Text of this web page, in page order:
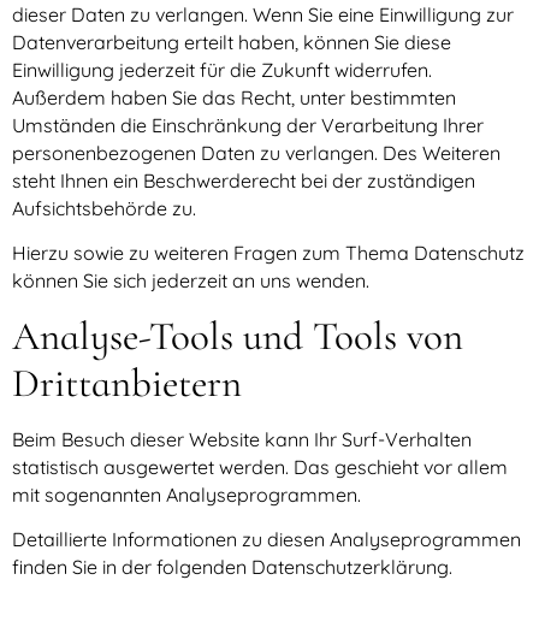
dieser Daten zu verlangen. Wenn Sie eine Einwilligung zur
Datenverarbeitung erteilt haben, können Sie diese
Einwilligung jederzeit für die Zukunft widerrufen.
Außerdem haben Sie das Recht, unter bestimmten
Umständen die Einschränkung der Verarbeitung Ihrer
personenbezogenen Daten zu verlangen. Des Weiteren
steht Ihnen ein Beschwerderecht bei der zuständigen
Aufsichtsbehörde zu.
Hierzu sowie zu weiteren Fragen zum Thema Datenschutz
können Sie sich jederzeit an uns wenden.
Analyse-Tools und Tools von
Dritt­anbietern
Beim Besuch dieser Website kann Ihr Surf-Verhalten
statistisch ausgewertet werden. Das geschieht vor allem
mit sogenannten Analyseprogrammen.
Detaillierte Informationen zu diesen Analyseprogrammen
finden Sie in der folgenden Datenschutzerklärung.